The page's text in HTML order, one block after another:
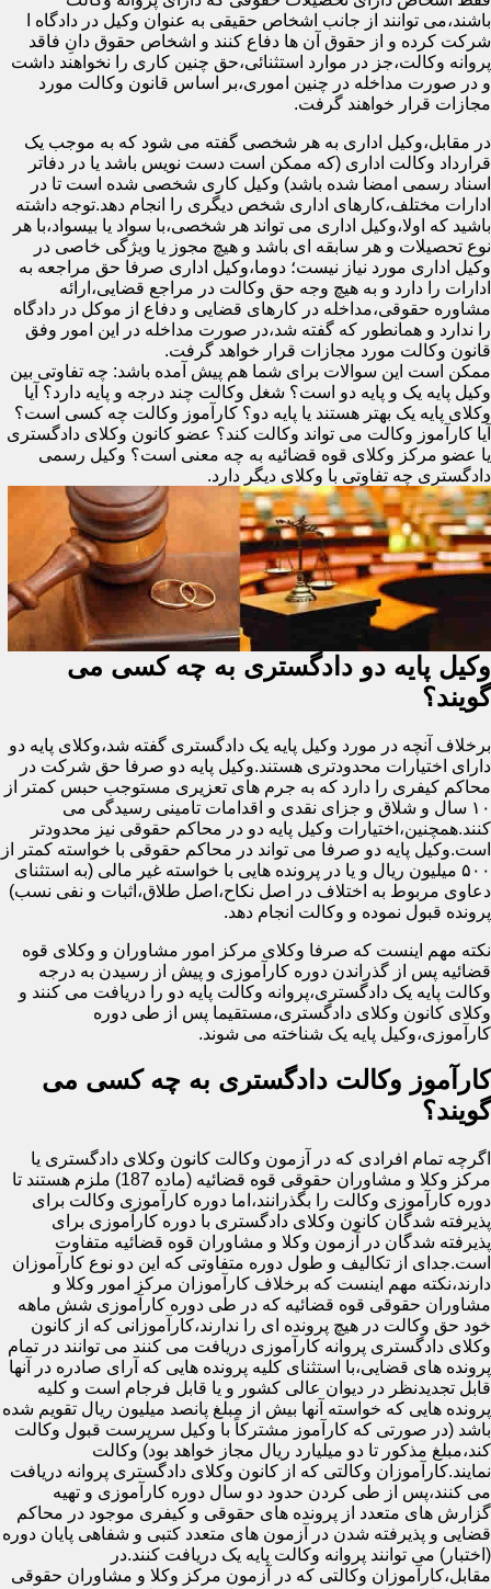
باشند،می توانند از جانب اشخاص حقیقی به عنوان وکیل در دادگاه ا
شرکت کرده و از حقوق آن ها دفاع کنند و اشخاص حقوق دانِ فاقد
پروانه وکالت،جز در موارد استثنائی،حق چنین کاری را نخواهند داشت
و در صورت مداخله در چنین اموری،بر اساس قانون وکالت مورد
مجازات قرار خواهند گرفت.
در مقابل،وکیل اداری به هر شخصی گفته می شود که به موجب یک
قرارداد وکالت اداری (که ممکن است دست نویس باشد یا در دفاتر
اسناد رسمی امضا شده باشد) وکیل کاری شخصی شده است تا در
ادارات مختلف،کارهای اداری شخص دیگری را انجام دهد.توجه داشته
باشید که اولا،وکیل اداری می تواند هر شخصی،با سواد یا بیسواد،با هر
نوع تحصیلات و هر سابقه ای باشد و هیچ مجوز یا ویژگی خاصی در
وکیل اداری مورد نیاز نیست؛ دوما،وکیل اداری صرفا حق مراجعه به
ادارات را دارد و به هیچ وجه حق وکالت در مراجع قضایی،ارائه
مشاوره حقوقی،مداخله در کارهای قضایی و دفاع از موکل در دادگاه
را ندارد و همانطور که گفته شد،در صورت مداخله در این امور وفق
قانون وکالت مورد مجازات قرار خواهد گرفت.
ممکن است این سوالات برای شما هم پیش آمده باشد: چه تفاوتی بین
وکیل پایه یک و پایه دو است؟ شغل وکالت چند درجه و پایه دارد؟ آیا
وکلای پایه یک بهتر هستند یا پایه دو؟ کارآموز وکالت چه کسی است؟
آیا کارآموز وکالت می تواند وکالت کند؟ عضو کانون وکلای دادگستری
یا عضو مرکز وکلای قوه قضائیه به چه معنی است؟ وکیل رسمی
دادگستری چه تفاوتی با وکلای دیگر دارد.
وکیل پایه دو دادگستری به چه کسی می
گویند؟
برخلاف آنچه در مورد وکیل پایه یک دادگستری گفته شد،وکلای پایه دو
دارای اختیارات محدودتری هستند.وکیل پایه دو صرفا حق شرکت در
محاکم کیفری را دارد که به جرم های تعزیری مستوجب حبس کمتر از
۱۰ سال و شلاق و جزای نقدی و اقدامات تامینی رسیدگی می
کنند.همچنین،اختیارات وکیل پایه دو در محاکم حقوقی نیز محدودتر
است.وکیل پایه دو صرفا می تواند در محاکم حقوقی با خواسته کمتر از
۵۰۰ میلیون ریال و یا در پرونده هایی با خواسته غیر مالی (به استثنای
دعاوی مربوط به اختلاف در اصل نکاح،اصل طلاق،اثبات و نفی نسب)
پرونده قبول نموده و وکالت انجام دهد.
نکته مهم اینست که صرفا وکلای مرکز امور مشاوران و وکلای قوه
قضائیه پس از گذراندن دوره کارآموزی و پیش از رسیدن به درجه
وکالت پایه یک دادگستری،پروانه وکالت پایه دو را دریافت می کنند و
وکلای کانون وکلای دادگستری،مستقیما پس از طی دوره
کارآموزی،وکیل پایه یک شناخته می شوند.
کارآموز وکالت دادگستری به چه کسی می
گویند؟
اگرچه تمام افرادی که در آزمون وکالت کانون وکلای دادگستری یا
مرکز وکلا و مشاوران حقوقی قوه قضائیه (ماده 187) ملزم هستند تا
دوره کارآموزی وکالت را بگذرانند،اما دوره کارآموزی وکالت برای
پذیرفته شدگان کانون وکلای دادگستری با دوره کارآموزی برای
پذیرفته شدگان در آزمون وکلا و مشاوران قوه قضائیه متفاوت
است.جدای از تکالیف و طول دوره متفاوتی که این دو نوع کارآموزان
دارند،نکته مهم اینست که برخلاف کارآموزان مرکز امور وکلا و
مشاوران حقوقی قوه قضائیه که در طی دوره کارآموزی شش ماهه
خود حق وکالت در هیچ پرونده ای را ندارند،کارآموزانی که از کانون
وکلای دادگستری پروانه کارآموزی دریافت می کنند می توانند در تمام
پرونده های قضایی،با استثنای کلیه پرونده هایی که آرای صادره در آنها
قابل تجدیدنظر در دیوان عالی کشور و یا قابل فرجام است و کلیه
پرونده هایی که خواسته آنها بیش از مبلغ پانصد میلیون ریال تقویم شده
باشد (در صورتی که کارآموز مشترکاً با وکیل سرپرست قبول وکالت
کند،مبلغ مذکور تا دو میلیارد ریال مجاز خواهد بود) وکالت
نمایند.کارآموزان وکالتی که از کانون وکلای دادگستری پروانه دریافت
می کنند،پس از طی کردن حدود دو سال دوره کارآموزی و تهیه
گزارش های متعدد از پرونده های حقوقی و کیفری موجود در محاکم
قضایی و پذیرفته شدن در آزمون های متعدد کتبی و شفاهی پایان دوره
(اختبار) می توانند پروانه وکالت پایه یک دریافت کنند.در
مقابل،کارآموزان وکالتی که در آزمون مرکز وکلا و مشاوران حقوقی